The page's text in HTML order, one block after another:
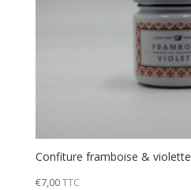
Confiture framboise & violette
€7,00TTC